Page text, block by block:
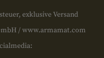
exklusive Versand
/ www.armamat.com